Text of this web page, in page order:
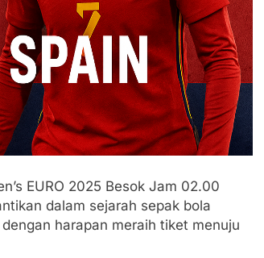
EURO 2025 Besok Jam 02.00
dalam sejarah sepak bola
harapan meraih tiket menuju